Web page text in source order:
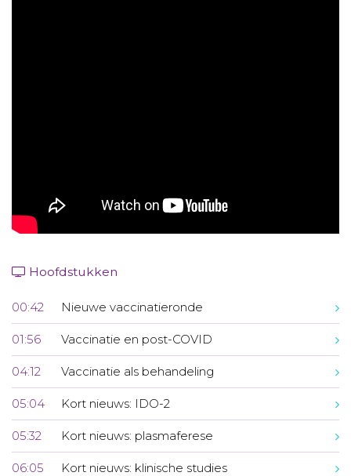
Hoofdstukken
00:42 Nieuwe vaccinatieronde
01:56 Vaccinatie en post-COVID
04:12 Vaccinatie als behandeling
05:04 Kort nieuws: IDO-2
05:32 Kort nieuws: plasmaferese
06:05 Kort nieuws: klinische studies